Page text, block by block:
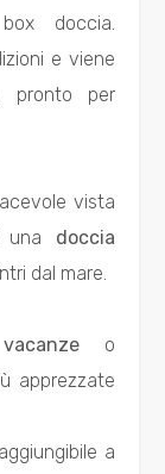
doccia.
e viene
pronto per
vista
una doccia
dal mare.
o
apprezzate
a